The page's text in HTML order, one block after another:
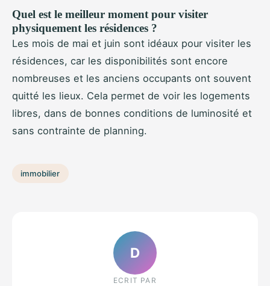
Quel est le meilleur moment pour visiter
physiquement les résidences ?
Les mois de mai et juin sont idéaux pour visiter les
résidences, car les disponibilités sont encore
nombreuses et les anciens occupants ont souvent
quitté les lieux. Cela permet de voir les logements
libres, dans de bonnes conditions de luminosité et
sans contrainte de planning.
immobilier
D
ECRIT PAR